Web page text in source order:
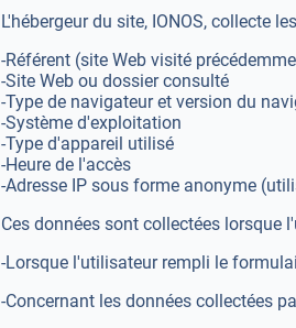
L'hébergeur du site, IONOS, collecte
-Référent (site Web visité
-Site Web ou dossier consulté
-Type de navigateur et version du
-Système d'exploitation
-Type d'appareil utilisé
-Heure de l'accès
-Adresse IP sous forme anonyme
Ces données sont collectées lorsque
-Lorsque l'utilisateur rempli le
-Concernant les données collectées